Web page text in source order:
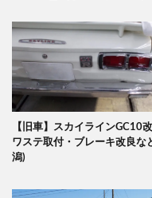
【旧車】スカイラインGC10
ワステ取付・ブレーキ改良な
潟)